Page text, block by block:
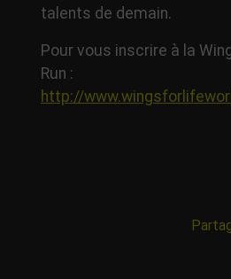
talents de demain.
Pour vous inscrire à la
Run :
http://